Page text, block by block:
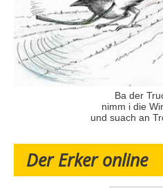
Ba der
nimm i die
und suach an
Der Erker online